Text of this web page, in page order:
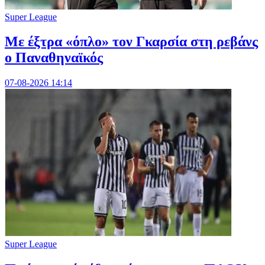
Super League
Mε έξτρα «όπλο» τον Γκαρσία στη ρεβάνς
ο Παναθηναϊκός
07-08-2026 14:14
Super League